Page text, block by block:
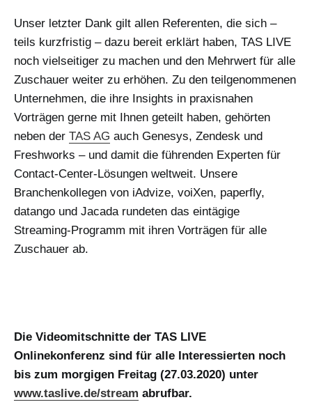
Unser letzter Dank gilt allen Referenten, die sich –
teils kurzfristig – dazu bereit erklärt haben, TAS LIVE
noch vielseitiger zu machen und den Mehrwert für alle
Zuschauer weiter zu erhöhen. Zu den teilgenommenen
Unternehmen, die ihre Insights in praxisnahen
Vorträgen gerne mit Ihnen geteilt haben, gehörten
neben der TAS AG auch Genesys, Zendesk und
Freshworks – und damit die führenden Experten für
Contact-Center-Lösungen weltweit. Unsere
Branchenkollegen von iAdvize, voiXen, paperfly,
datango und Jacada rundeten das eintägige
Streaming-Programm mit ihren Vorträgen für alle
Zuschauer ab.
Die Videomitschnitte der TAS LIVE
Onlinekonferenz sind für alle Interessierten noch
bis zum morgigen Freitag (27.03.2020) unter
www.taslive.de/stream abrufbar.